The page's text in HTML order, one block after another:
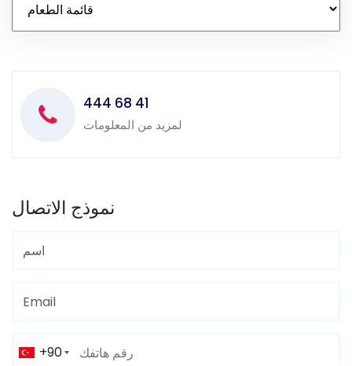
444 68 41
لمزيد من المعلومات
نموذج الاتصال
+90